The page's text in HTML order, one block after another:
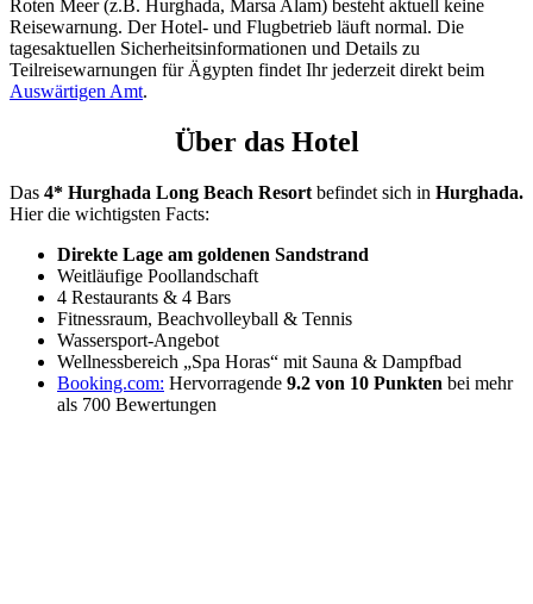
Roten Meer (z.B. Hurghada, Marsa Alam) besteht aktuell keine
Reisewarnung. Der Hotel- und Flugbetrieb läuft normal. Die
tagesaktuellen Sicherheitsinformationen und Details zu
Teilreisewarnungen für Ägypten findet Ihr jederzeit direkt beim
Auswärtigen Amt.
Über das Hotel
Das 4* Hurghada Long Beach Resort befindet sich in Hurghada.
Hier die wichtigsten Facts:
Direkte Lage am goldenen Sandstrand
Weitläufige Poollandschaft
4 Restaurants & 4 Bars
Fitnessraum, Beachvolleyball & Tennis
Wassersport-Angebot
Wellnessbereich „Spa Horas“ mit Sauna & Dampfbad
Booking.com: Hervorragende 9.2 von 10 Punkten bei mehr
als 700 Bewertungen